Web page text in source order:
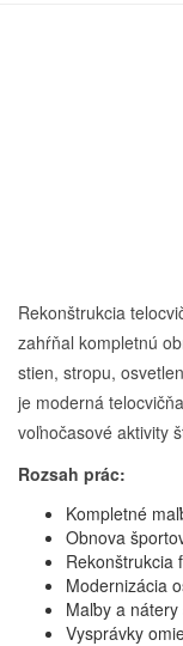
Rekonštrukcia
zahŕňal kompletnú
stien, stropu,
je moderná
voľnočasové aktivity
Rozsah prác:
Kompletné
Obnova
Rekonštrukcia
Modernizácia
Maľby a
Vysprávky